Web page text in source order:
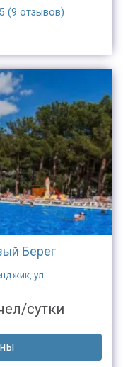
(9 отзывов)
Берег
ул ...
сутки